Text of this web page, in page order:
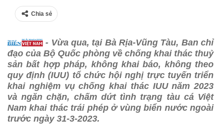
Chia sẻ
- Vừa qua, tại Bà Rịa-Vũng Tàu, Ban chỉ
đạo của Bộ Quốc phòng về chống khai thác thuỷ
sản bất hợp pháp, không khai báo, không theo
quy định (IUU) tổ chức hội nghị trực tuyến triển
khai nghiệm vụ chống khai thác IUU năm 2023
và ngăn chặn, chấm dứt tình trạng tàu cá Việt
Nam khai thác trái phép ở vùng biển nước ngoài
trước ngày 31-3-2023.